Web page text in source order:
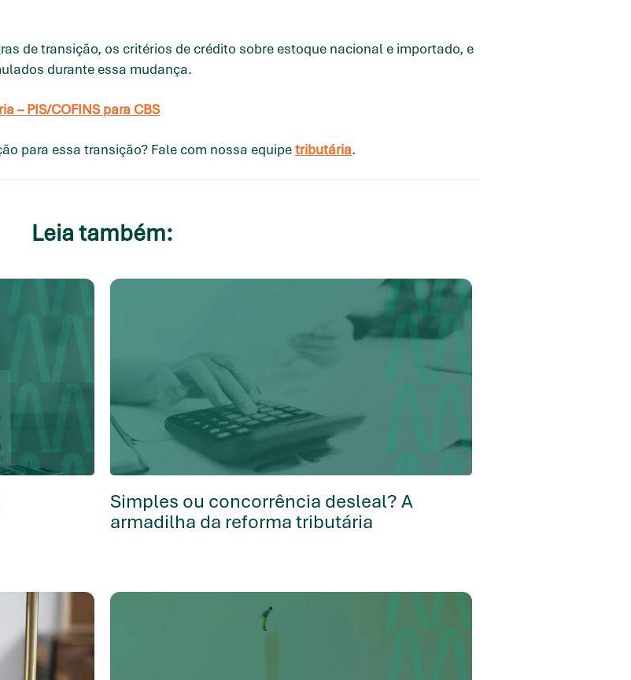
de transição, os critérios de crédito sobre estoque nacional e importado, e
durante essa mudança.
– PIS/COFINS para CBS
para essa transição? Fale com nossa equipetributária.
Leia também:
Simples ou concorrência desleal? A
armadilha da reforma tributária